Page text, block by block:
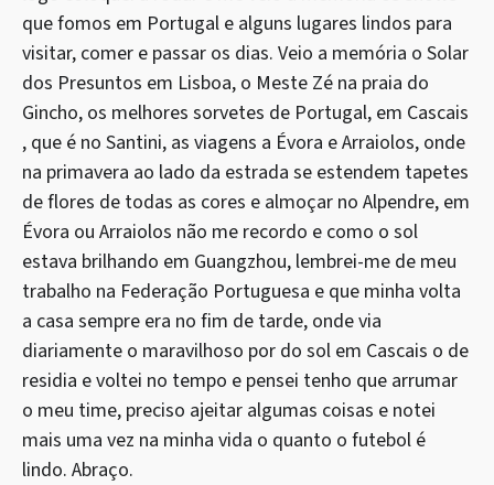
que fomos em Portugal e alguns lugares lindos para
visitar, comer e passar os dias. Veio a memória o Solar
dos Presuntos em Lisboa, o Meste Zé na praia do
Gincho, os melhores sorvetes de Portugal, em Cascais
, que é no Santini, as viagens a Évora e Arraiolos, onde
na primavera ao lado da estrada se estendem tapetes
de flores de todas as cores e almoçar no Alpendre, em
Évora ou Arraiolos não me recordo e como o sol
estava brilhando em Guangzhou, lembrei-me de meu
trabalho na Federação Portuguesa e que minha volta
a casa sempre era no fim de tarde, onde via
diariamente o maravilhoso por do sol em Cascais o de
residia e voltei no tempo e pensei tenho que arrumar
o meu time, preciso ajeitar algumas coisas e notei
mais uma vez na minha vida o quanto o futebol é
lindo. Abraço.